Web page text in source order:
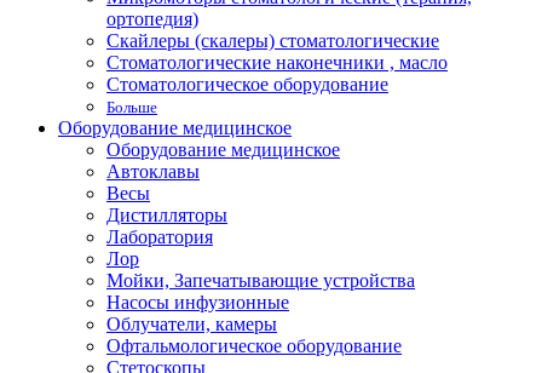
ортопедия)
Скайлеры (скалеры) стоматологические
Стоматологические наконечники , масло
Стоматологическое оборудование
Больше
Оборудование медицинское
Оборудование медицинское
Автоклавы
Весы
Дистилляторы
Лаборатория
Лор
Мойки, Запечатывающие устройства
Насосы инфузионные
Облучатели, камеры
Офтальмологическое оборудование
Стетоскопы